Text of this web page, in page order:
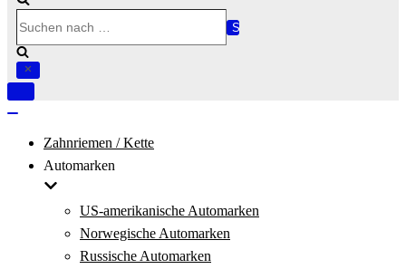
nach …
Navigation
Zahnriemen / Kette
Automarken
US-amerikanische Automarken
Norwegische Automarken
Russische Automarken